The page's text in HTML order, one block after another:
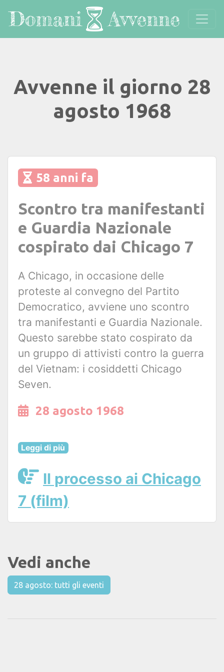
Avvenne il giorno 28
agosto 1968
58 anni fa
Scontro tra manifestanti
e Guardia Nazionale
cospirato dai Chicago 7
A Chicago, in occasione delle
proteste al convegno del Partito
Democratico, avviene uno scontro
tra manifestanti e Guardia Nazionale.
Questo sarebbe stato cospirato da
un gruppo di attivisti contro la guerra
del Vietnam: i cosiddetti Chicago
Seven.
28 agosto 1968
Leggi di più
Il processo ai Chicago
7 (film)
Vedi anche
28 agosto: tutti gli eventi